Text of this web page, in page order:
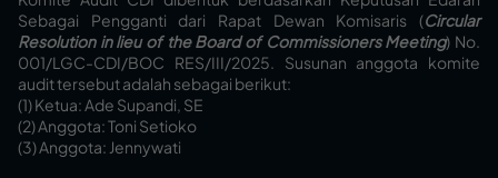
Sebagai Pengganti dari Rapat Dewan Komisaris (Circular
Resolution in lieu of the Board of Commissioners Meeting) No.
001/LGC-CDI/BOC RES/III/2025. Susunan anggota komite
audit tersebut adalah sebagai berikut:
(1) Ketua: Ade Supandi, SE
(2) Anggota: Toni Setioko
(3) Anggota: Jennywati